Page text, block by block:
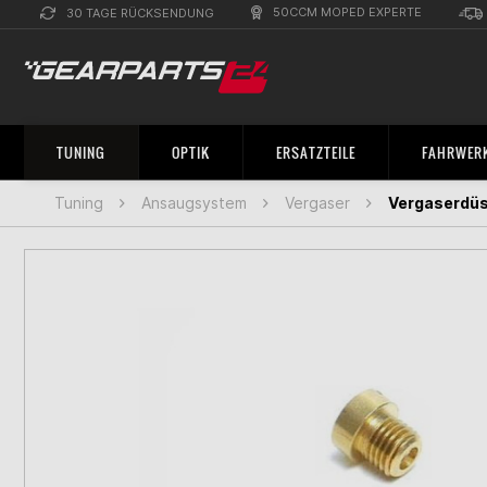
30 TAGE RÜCKSENDUNG 50CCM MOPED EXPERTE
TUNING OPTIK ERSATZTEILE
Tuning Ansaugsystem Vergaser